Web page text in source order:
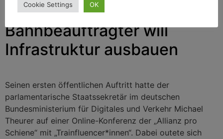
Deutsche Regierung: Neuer
Bahnbeauftragter will
Infrastruktur ausbauen
Seinen ersten öffentlichen Auftritt hatte der
parlamentarische Staatssekretär im deutschen
Bundesministerium für Digitales und Verkehr Michael
Theurer auf einer Online-Konferenz der „Allianz pro
Schiene“ mit „Trainfluencer*innen“. Dabei outete sich
Cookie Settings OK